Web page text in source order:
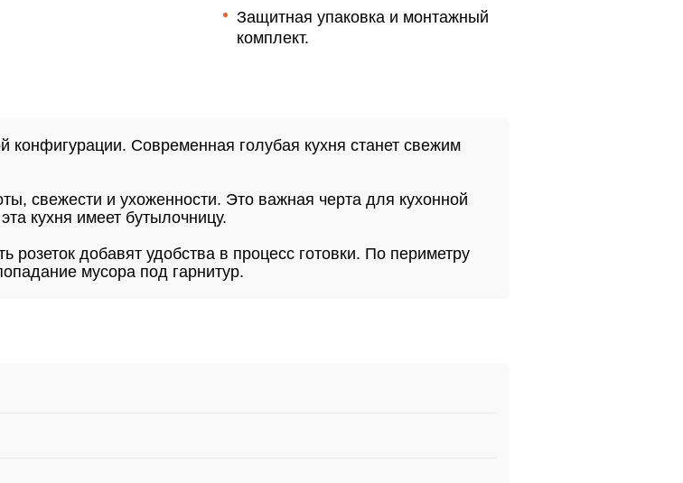
Защитная упаковка и монтажный
комплект.
конфигурации. Современная голубая кухня станет свежим
свежести и ухоженности. Это важная черта для кухонной
кухня имеет бутылочницу.
розеток добавят удобства в процесс готовки. По периметру
мусора под гарнитур.